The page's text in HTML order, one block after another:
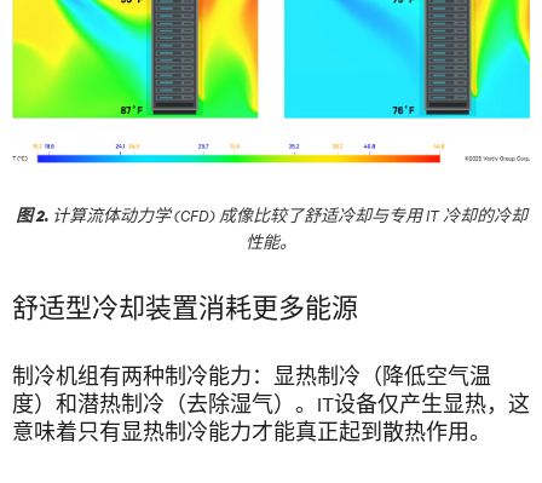
图 2.计算流体动力学 (CFD) 成像比较了舒适冷却与专用 IT 冷却的冷却
性能。
舒适型冷却装置消耗更多能源
制冷机组有两种制冷能力：显热制冷（降低空气温
度）和潜热制冷（去除湿气）。IT设备仅产生显热，这
意味着只有显热制冷能力才能真正起到散热作用。